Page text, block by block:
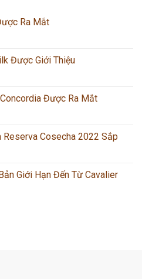
Ra Mắt
Được Giới Thiệu
Concordia Được Ra Mắt
Reserva Cosecha 2022 Sắp
Giới Hạn Đến Từ Cavalier